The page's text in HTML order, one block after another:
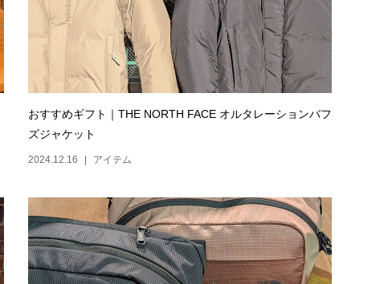
おすすめギフト｜THE NORTH FACE オルタレーションバフ
ズジャケット
2024.12.16 アイテム